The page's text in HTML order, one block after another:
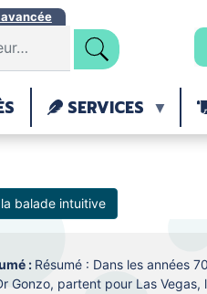
SERVICES
balade intuitive
: Résumé : Dans les années
Gonzo, partent pour Las